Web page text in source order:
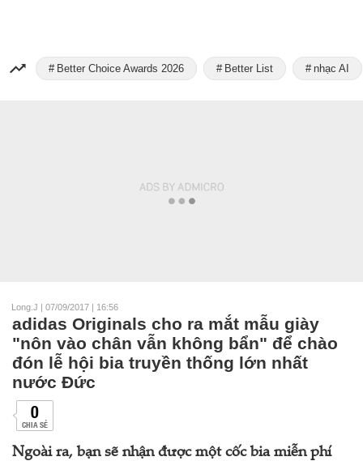
Better Choice Awards 2026 Better List nhạc AI
Long.J | 07/09/2017 | 16:56
adidas Originals cho ra mắt mẫu giày
"nôn vào chân vẫn không bẩn" để chào
đón lễ hội bia truyền thống lớn nhất
nước Đức
0
CHIA SẺ
Ngoài ra, bạn sẽ nhận được một cốc bia miễn phí